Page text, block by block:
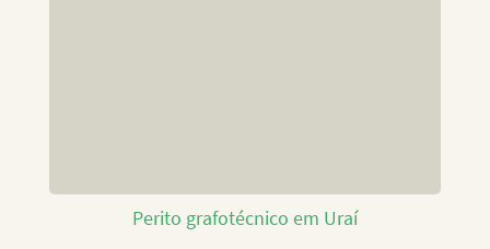
Perito grafotécnico em Uraí